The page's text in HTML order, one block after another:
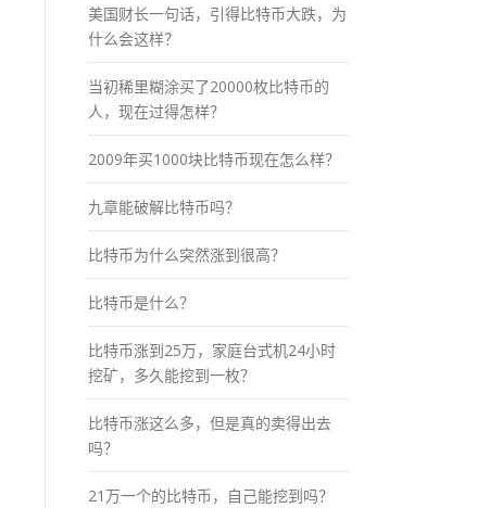
美国财长一句话，引得比特币大跌，为
什么会这样？
当初稀里糊涂买了20000枚比特币的
人，现在过得怎样？
2009年买1000块比特币现在怎么样？
九章能破解比特币吗？
比特币为什么突然涨到很高？
比特币是什么？
比特币涨到25万，家庭台式机24小时
挖矿，多久能挖到一枚？
比特币涨这么多，但是真的卖得出去
吗？
21万一个的比特币，自己能挖到吗？